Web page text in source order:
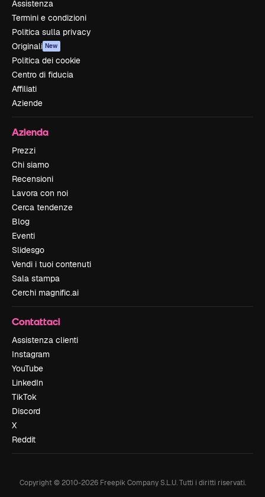
Assistenza
Termini e condizioni
Politica sulla privacy
Originali New
Politica dei cookie
Centro di fiducia
Affiliati
Aziende
Azienda
Prezzi
Chi siamo
Recensioni
Lavora con noi
Cerca tendenze
Blog
Eventi
Slidesgo
Vendi i tuoi contenuti
Sala stampa
Cerchi magnific.ai
Contattaci
Assistenza clienti
Instagram
YouTube
LinkedIn
TikTok
Discord
X
Reddit
Copyright © 2010-2026Freepik Company S.L.U. Tutti i diritti riservati.